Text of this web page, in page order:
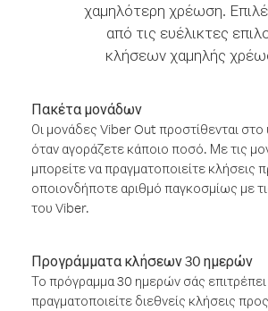
χαμηλότερη χρέωση.
από τις ευέλικτες
κλήσεων χαμηλής
Πακέτα μονάδων
Οι μονάδες Viber Out προστίθενται
όταν αγοράζετε κάποιο ποσό. Με τις
μπορείτε να πραγματοποιείτε κλήσεις
οποιονδήποτε αριθμό παγκοσμίως με
του Viber.
Προγράμματα κλήσεων 30 ημερών
Το πρόγραμμα 30 ημερών σάς επιτρέπει
πραγματοποιείτε διεθνείς κλήσεις